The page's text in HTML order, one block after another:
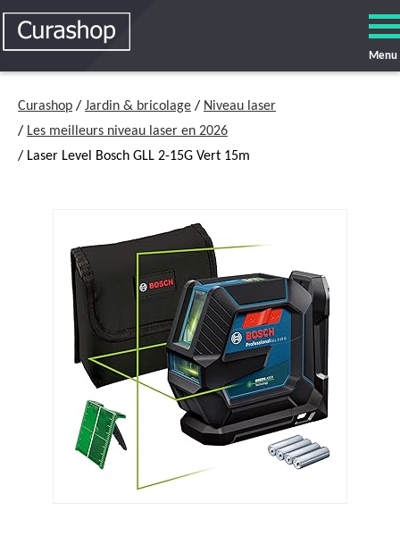
Menu
Curashop / Jardin & bricolage / Niveau laser
/ Les meilleurs niveau laser en 2026
/ Laser Level Bosch GLL 2-15G Vert 15m